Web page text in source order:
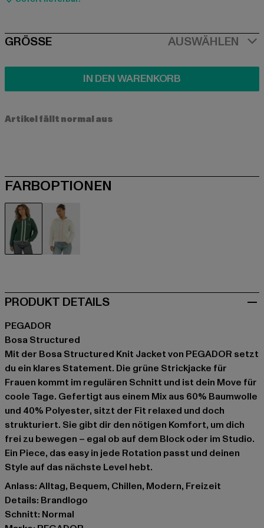
SIZE
GRÖSSE AUSWÄHLEN
IN DEN WARENKORB
Artikel fällt normal aus
FARBOPTIONEN
PRODUKT DETAILS
PEGADOR
Bosa Structured
Mit der Bosa Structured Knit Jacket von PEGADOR setzt
du ein klares Statement. Die grüne Strickjacke für
Frauen kommt im regulären Schnitt und ist dein Move für
coole Tage. Gefertigt aus einem Mix aus 60% Baumwolle
und 40% Polyester, sitzt der Fit relaxed und doch
strukturiert. Sie gibt dir den nötigen Komfort, um dich
frei zu bewegen – egal ob auf dem Block oder im Studio.
Ein Piece, das easy in jede Rotation passt und deinen
Style auf das nächste Level hebt.
Anlass: Alltag, Bequem, Chillen, Modern, Freizeit
Details: Brandlogo
Schnitt: Normal